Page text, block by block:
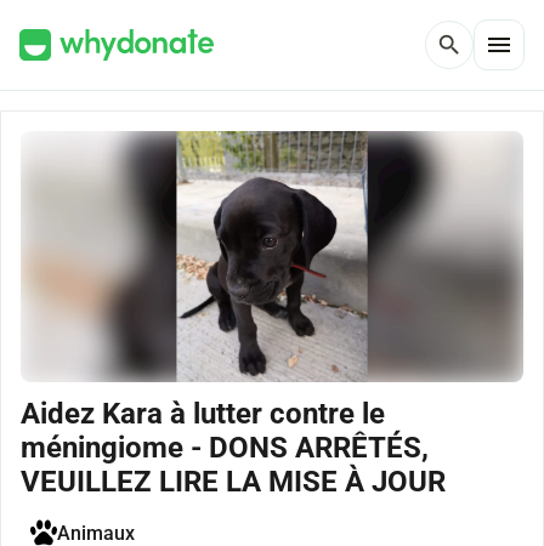
search menu
Aidez Kara à lutter contre le
méningiome - DONS ARRÊTÉS,
VEUILLEZ LIRE LA MISE À JOUR
Animaux